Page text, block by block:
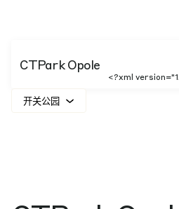
CTPark Opole
<?xml
开关公园